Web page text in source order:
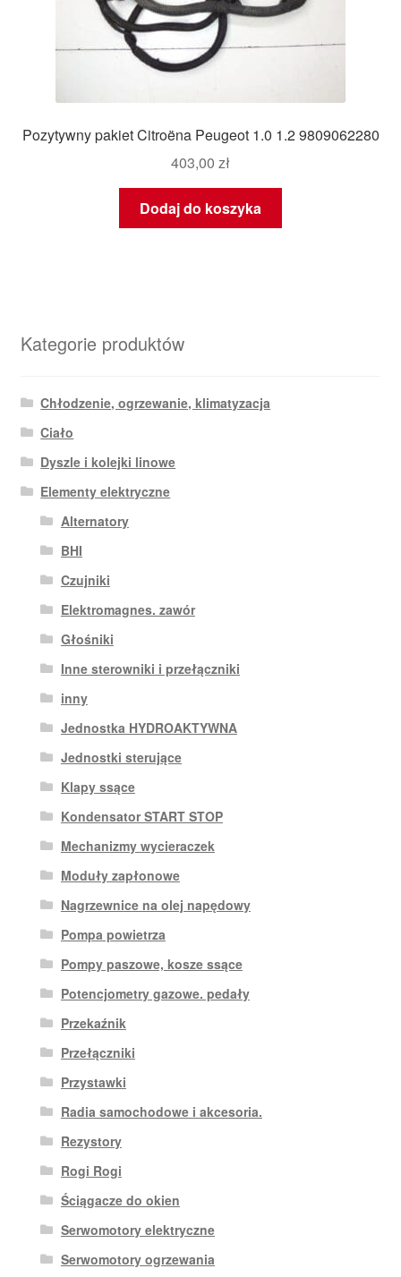
Pozytywny pakiet Citroëna Peugeot 1.0 1.2 9809062280
403,00 zł
Dodaj do koszyka
Kategorie produktów
Chłodzenie, ogrzewanie, klimatyzacja
Ciało
Dyszle i kolejki linowe
Elementy elektryczne
Alternatory
BHI
Czujniki
Elektromagnes. zawór
Głośniki
Inne sterowniki i przełączniki
inny
Jednostka HYDROAKTYWNA
Jednostki sterujące
Klapy ssące
Kondensator START STOP
Mechanizmy wycieraczek
Moduły zapłonowe
Nagrzewnice na olej napędowy
Pompa powietrza
Pompy paszowe, kosze ssące
Potencjometry gazowe. pedały
Przekaźnik
Przełączniki
Przystawki
Radia samochodowe i akcesoria.
Rezystory
Rogi Rogi
Ściągacze do okien
Serwomotory elektryczne
Serwomotory ogrzewania